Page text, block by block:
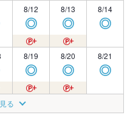
8/12
◎
8/13
◎
8/14
◎
8/19
◎
8/20
◎
8/21
◎
8/26
◎ ◎ ◎
る